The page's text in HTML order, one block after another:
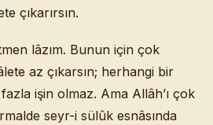
çıkarırsın.
lâzım. Bunun için çok
az çıkarsın; herhangi bir
işin olmaz. Ama Allâh’ı çok
seyr-i sülûk esnâsında